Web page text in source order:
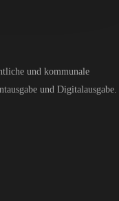
und kommunale
und Digitalausgabe.